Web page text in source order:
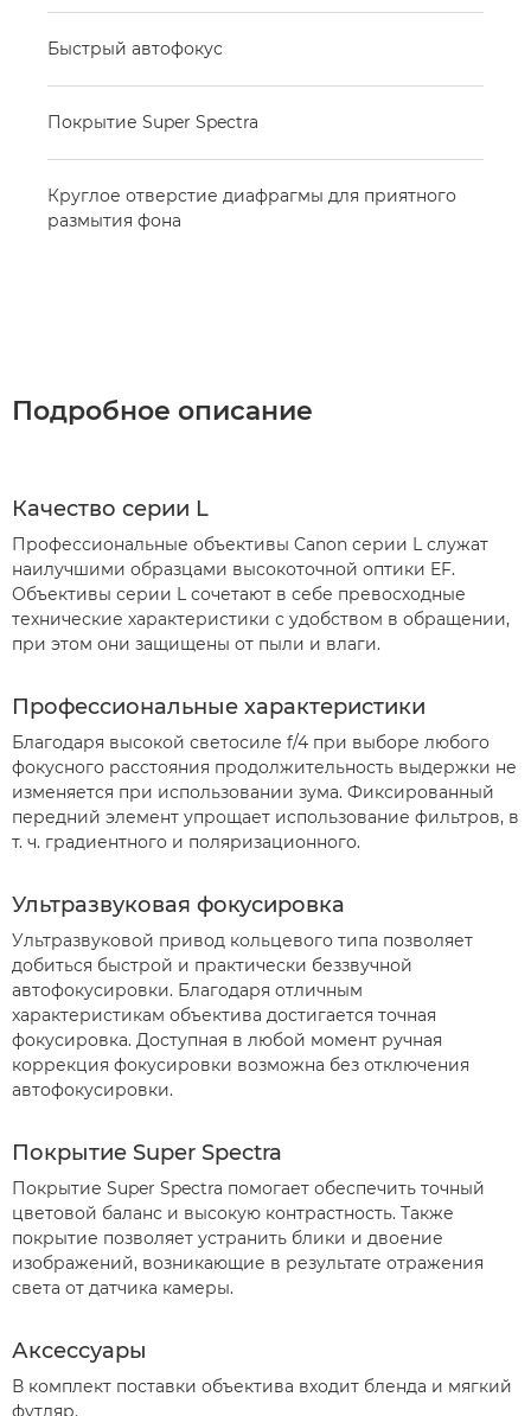
Быстрый автофокус
Покрытие Super Spectra
Круглое отверстие диафрагмы для приятного
размытия фона
Подробное описание
Качество серии L
Профессиональные объективы Canon серии L служат
наилучшими образцами высокоточной оптики EF.
Объективы серии L сочетают в себе превосходные
технические характеристики с удобством в обращении,
при этом они защищены от пыли и влаги.
Профессиональные характеристики
Благодаря высокой светосиле f/4 при выборе любого
фокусного расстояния продолжительность выдержки не
изменяется при использовании зума. Фиксированный
передний элемент упрощает использование фильтров, в
т. ч. градиентного и поляризационного.
Ультразвуковая фокусировка
Ультразвуковой привод кольцевого типа позволяет
добиться быстрой и практически беззвучной
автофокусировки. Благодаря отличным
характеристикам объектива достигается точная
фокусировка. Доступная в любой момент ручная
коррекция фокусировки возможна без отключения
автофокусировки.
Покрытие Super Spectra
Покрытие Super Spectra помогает обеспечить точный
цветовой баланс и высокую контрастность. Также
покрытие позволяет устранить блики и двоение
изображений, возникающие в результате отражения
света от датчика камеры.
Аксессуары
В комплект поставки объектива входит бленда и мягкий
футляр.